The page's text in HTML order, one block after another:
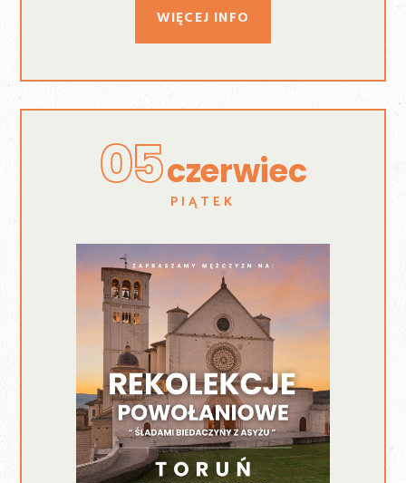
WIĘCEJ INFO
05czerwiec
PIĄTEK